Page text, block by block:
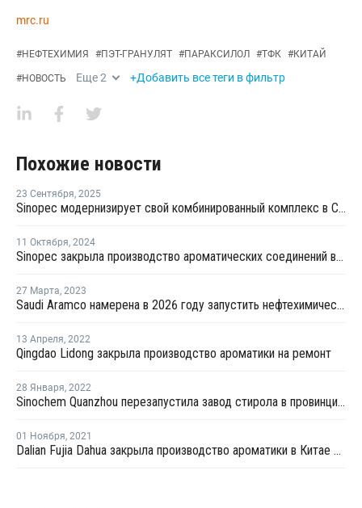
mrc.ru
#НЕФТЕХИМИЯ #ПЭТ-ГРАНУЛЯТ #ПАРАКСИЛОЛ #ТФК #КИТАЙ
#НОВОСТЬ Еще2 +Добавить все теги в фильтр
Похожие новости
23 Сентября, 2025
Sinopec модернизирует свой комбинированный комплекс в Синьцзяне
11 Октября, 2024
Sinopec закрыла производство ароматических соединений в Китае из-за механического сбоя
27 Марта, 2023
Saudi Aramco намерена в 2026 году запустить нефтехимический комплекс в Китае
13 Апреля, 2022
Qingdao Lidong закрыла производство ароматики на ремонт
28 Января, 2022
Sinochem Quanzhou перезапустила завод стирола в провинции Фуцзянь после ремонта
01 Ноября, 2021
Dalian Fujia Dahua закрыла производство ароматики в Китае на ремонт